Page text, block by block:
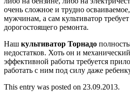
очень сложное и трудно
мужчинам, а сам культиватор
дорогостоящего ремонта.
Наш культиватор Торнадо
недостатков. Хоть он и
эффективной работы требуется
работать с ним под силу даже
This entry was posted on 23.09.2013.